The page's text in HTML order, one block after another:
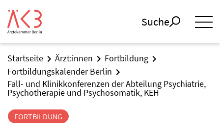
Suche
Startseite Ärzt:innen
Fortbildung
Fortbildungskalender Berlin
Fall- und Klinikkonferenzen der Abteilung Psychiatrie,
Psychotherapie und Psychosomatik, KEH
FORTBILDUNG